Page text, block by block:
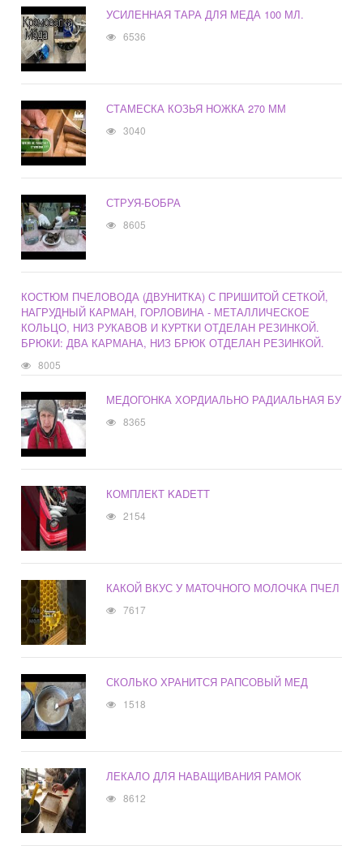
УСИЛЕННАЯ ТАРА ДЛЯ МЕДА 100 МЛ.
6536
СТАМЕСКА КОЗЬЯ НОЖКА 270 ММ
3040
СТРУЯ-БОБРА
8605
КОСТЮМ ПЧЕЛОВОДА (ДВУНИТКА) С ПРИШИТОЙ СЕТКОЙ,
НАГРУДНЫЙ КАРМАН, ГОРЛОВИНА - МЕТАЛЛИЧЕСКОЕ
КОЛЬЦО, НИЗ РУКАВОВ И КУРТКИ ОТДЕЛАН РЕЗИНКОЙ.
БРЮКИ: ДВА КАРМАНА, НИЗ БРЮК ОТДЕЛАН РЕЗИНКОЙ.
8005
МЕДОГОНКА ХОРДИАЛЬНО РАДИАЛЬНАЯ БУ
8365
КОМПЛЕКТ KADETT
2154
КАКОЙ ВКУС У МАТОЧНОГО МОЛОЧКА ПЧЕЛ
7617
СКОЛЬКО ХРАНИТСЯ РАПСОВЫЙ МЕД
1518
ЛЕКАЛО ДЛЯ НАВАЩИВАНИЯ РАМОК
8612